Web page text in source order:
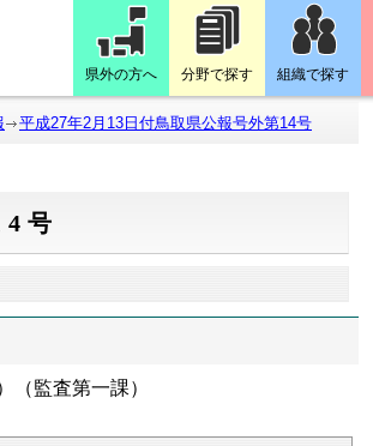
県外の方へ 分野で探す 組織で探す
平成27年2月13日付鳥取県公報号外第14号
号
（監査第一課）